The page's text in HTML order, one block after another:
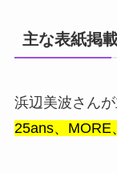
主な表紙掲
浜辺美波さん
25ans、MORE